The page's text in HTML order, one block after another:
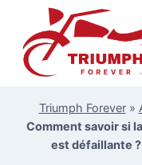
contenu
Triumph Forever»
Comment savoir si
est défaillante